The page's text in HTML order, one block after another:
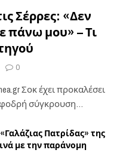
Σέρρες: «Δεν
πάνω μου» – Τι
0
Σοκ έχει προκαλέσει
σύγκρουση…
Πατρίδας» της
με την παράνομη